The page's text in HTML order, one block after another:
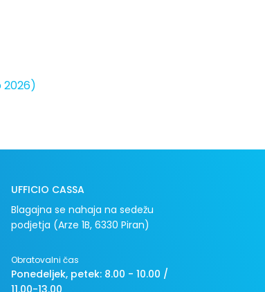
2026)
UFFICIO CASSA
Blagajna se nahaja na sedežu
podjetja (Arze 1B, 6330 Piran)
Obratovalni čas
Ponedeljek, petek: 8.00 - 10.00 /
11.00-13.00